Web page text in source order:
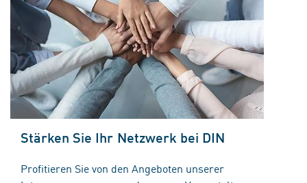
Stärken Sie Ihr Netzwerk bei DIN
Profitieren Sie von den Angeboten unserer